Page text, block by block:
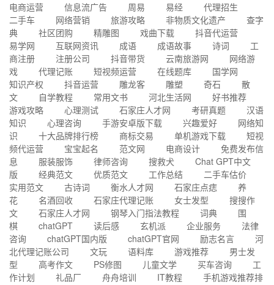
电商运营 信息流广告 周易 易经
代理招生
二手车
网络营销 旅游攻略 非物质文化遗产
查字
典
社区团购 精雕图 戏曲下载
抖音代运营
易学网
互联网资讯 成语 成语故事 诗词
工
商注册
注册公司 抖音带货 云南旅游网
网络游
戏
代理记账 短视频运营 在线题库
国学网
知识产权
抖音运营 雕龙客 雕塑 奇石
散
文
自学教程 常用文书 河北生活网
好书推荐
游戏攻略
心理测试 石家庄人才网 考研真题
汉语
知识
心理咨询 手游安卓版下载 兴趣爱好
网络知
识
十大品牌排行榜 商标交易 单机游戏下载
短视
频代运营
宝宝起名 范文网 电商设计
免费发布信
息
服装服饰 律师咨询 搜救犬
Chat GPT中文
版
经典范文 优质范文 工作总结
二手车估价
实用范文
古诗词 衡水人才网 石家庄点痣
养
花
名酒回收 石家庄代理记账 女士发型
搜搜作
文
石家庄人才网 钢琴入门指法教程 词典
围
棋
chatGPT 读后感 玄机派 企业服务
法律
咨询
chatGPT国内版 chatGPT官网 励志名言
河
北代理记账公司
文玩 语料库 游戏推荐
男士发
型
高考作文 PS修图 儿童文学 买车咨询
工
作计划
礼品厂 舟舟培训 IT教程
手机游戏推荐排